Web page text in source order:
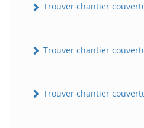
Trouver chantier
Trouver chantier
Trouver chantier